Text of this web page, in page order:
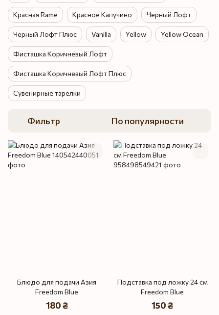
Красная Rame Красное Капучино Черный Лофт
Черный Лофт Плюс Vanilla Yellow Yellow Ocean
Фисташка Коричневый Лофт
Фисташка Коричневый Лофт Плюс
Сувенирные тарелки
Фильтр По популярности
Блюдо для подачи Азия
Freedom Blue
180 ₴
Подставка под ложку 24 см
Freedom Blue
150 ₴